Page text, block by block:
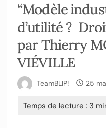
“Modèle
d’utilité ?
par Thierry
VIÉVILLE
TeamBLIP! 25